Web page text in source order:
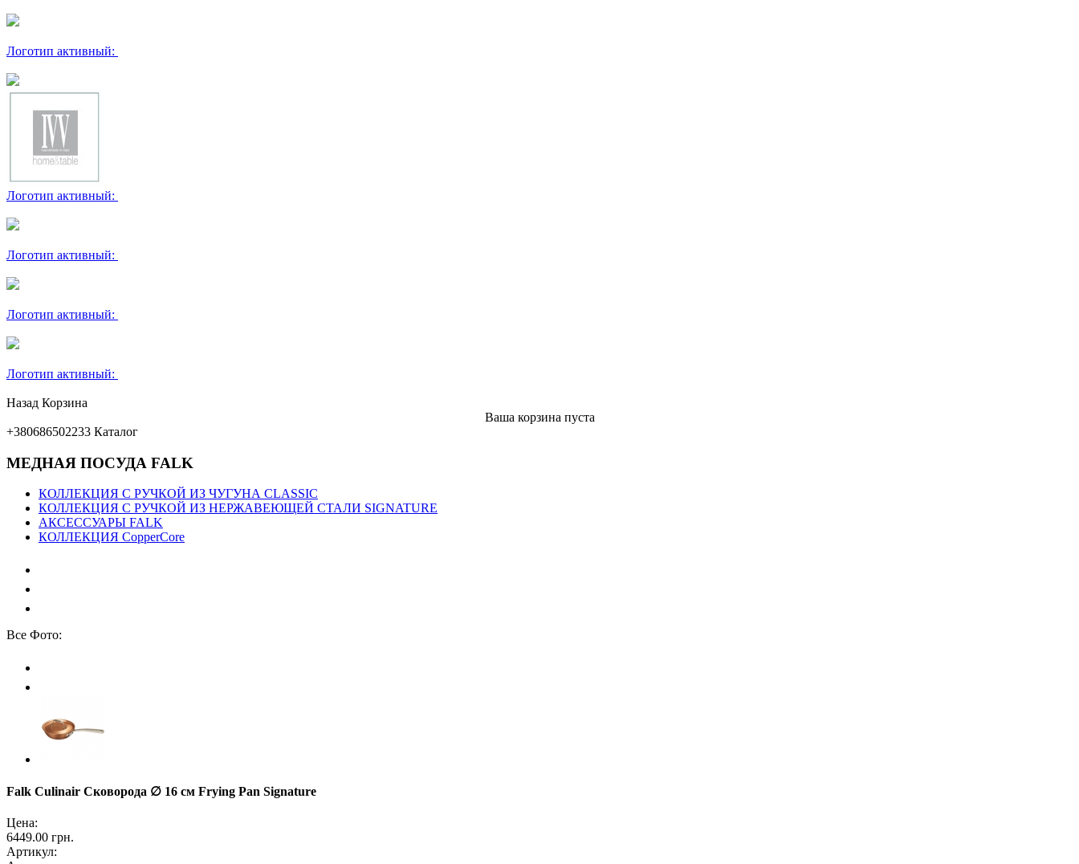
Логотип активный:
Логотип активный:
Логотип активный:
Логотип активный:
Логотип активный:
Назад Корзина
Ваша корзина пуста
+380686502233 Каталог
МЕДНАЯ ПОСУДА FALK
КОЛЛЕКЦИЯ С РУЧКОЙ ИЗ ЧУГУНА CLASSIC
КОЛЛЕКЦИЯ С РУЧКОЙ ИЗ НЕРЖАВЕЮЩЕЙ СТАЛИ SIGNATURE
АКСЕССУАРЫ FALK
КОЛЛЕКЦИЯ CopperCore
Все Фото:
Falk Culinair Сковорода ∅ 16 см Frying Pan Signature
Цена:
6449.00 грн.
Артикул: